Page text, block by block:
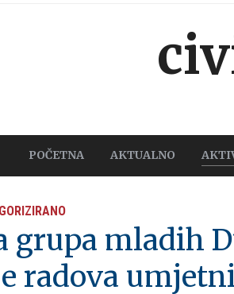
POČETNA AKTUALNO
grupa mladih
radova